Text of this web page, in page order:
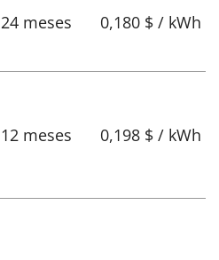
24 meses 0,180 $ / kWh
12 meses 0,198 $ / kWh